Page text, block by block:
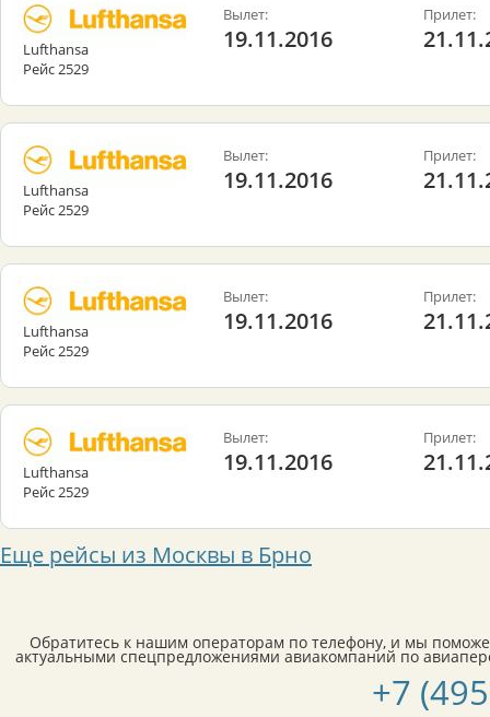
Lufthansa
Рейс 2529
Вылет:
19.11.2016
Прилет:
Lufthansa
Рейс 2529
Вылет:
19.11.2016
Прилет:
Lufthansa
Рейс 2529
Вылет:
19.11.2016
Прилет:
Lufthansa
Рейс 2529
Вылет:
19.11.2016
Прилет:
Еще рейсы из Москвы в Брно
Обратитесь к нашим операторам по телефону, и мы
актуальными спецпредложениями авиакомпаний по
+7